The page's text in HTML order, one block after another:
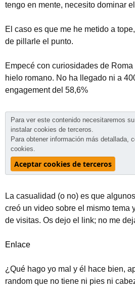
tengo en mente, necesito dominar
El caso es que me he metido a
de pillarle el punto.
Empecé con curiosidades de Roma
hielo romano. No ha llegado ni a
engagement del 58,6%
Para ver este contenido necesitaremos
instalar cookies de terceros.
Para obtener información más detallada,
cookies.
Aceptar cookies de terceros
La casualidad (o no) es que
creó un video sobre el mismo tema
de visitas. Os dejo el link; no me
Enlace
¿Qué hago yo mal y él hace bien,
random que no tiene ni pies ni